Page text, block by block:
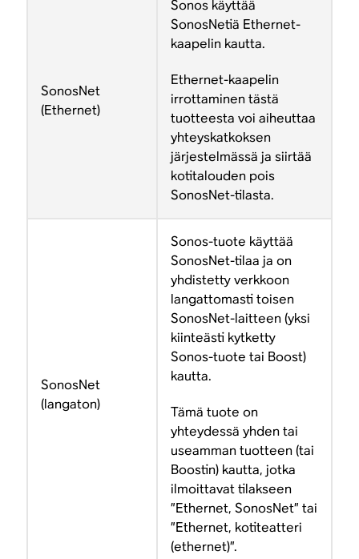
SonosNet
(Ethernet)
Sonos käyttää
SonosNetiä Ethernet-
kaapelin kautta.
Ethernet-kaapelin
irrottaminen tästä
tuotteesta voi aiheuttaa
yhteyskatkoksen
järjestelmässä ja siirtää
kotitalouden pois
SonosNet-tilasta.
SonosNet
(langaton)
Sonos-tuote käyttää
SonosNet-tilaa ja on
yhdistetty verkkoon
langattomasti toisen
SonosNet-laitteen (yksi
kiinteästi kytketty
Sonos-tuote tai Boost)
kautta.
Tämä tuote on
yhteydessä yhden tai
useamman tuotteen (tai
Boostin) kautta, jotka
ilmoittavat tilakseen
”Ethernet, SonosNet” tai
”Ethernet, kotiteatteri
(ethernet)”.